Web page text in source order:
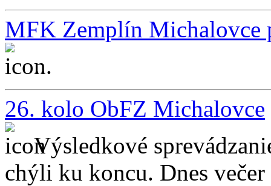
MFK Zemplín Michalovce
...
26. kolo ObFZ Michalovce
Výsledkové
chýli ku koncu. Dnes